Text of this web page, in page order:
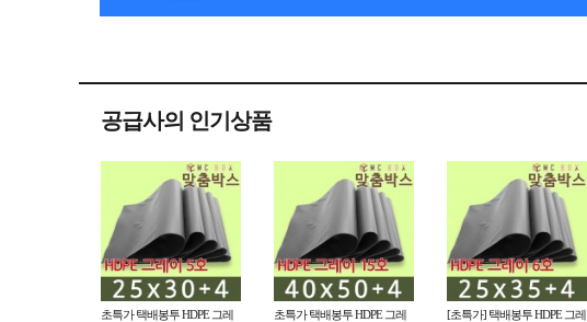
공급사의 인기상품
초특가 택배봉투 HDPE 그레
초특가 택배봉투 HDPE 그레
[초특가] 택배봉투 HDPE 그레